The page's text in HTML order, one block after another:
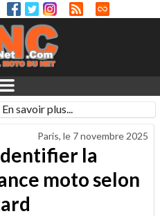
En savoir plus...
Paris, le 7 novembre 2025
la
moto selon